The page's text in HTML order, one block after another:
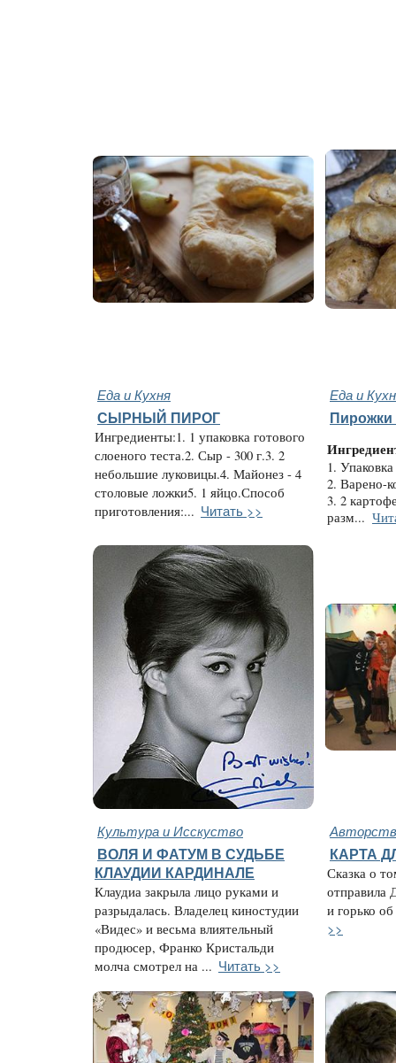
Еда и Кухня Еда и
СЫРНЫЙ ПИРОГ
Ингредиенты:1. 1 упаковка готового
слоеного теста.2. Сыр - 300 г.3. 2
небольшие луковицы.4. Майонез - 4
столовые ложки5. 1 яйцо.Способ
приготовления:... Читать >>
Пирожки
1.
2. Варено-
3. 2
разм...
Культура и Исскуство
ВОЛЯ И ФАТУМ В СУДЬБЕ
КЛАУДИИ КАРДИНАЛЕ
Клаудиа закрыла лицо руками и
разрыдалась. Владелец киностудии
«Видес» и весьма влиятельный
продюсер, Франко Кристальди
молча смотрел на ... Читать >>
КАРТА
Сказка о
отправила
и горько
>>